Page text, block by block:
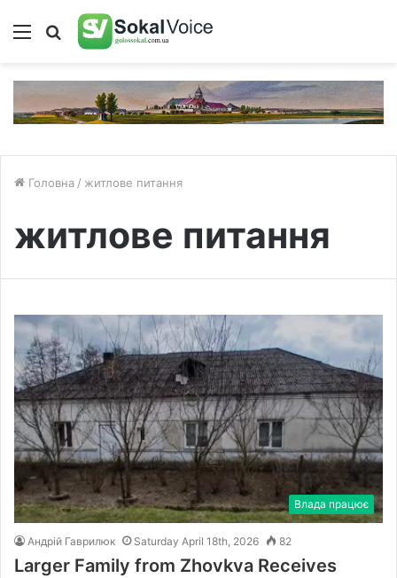
Меню Пошук
Головна / житлове питання
житлове питання
Влада працює
Андрій Гаврилюк Saturday April 18th, 2026 82
Larger Family from Zhovkva Receives